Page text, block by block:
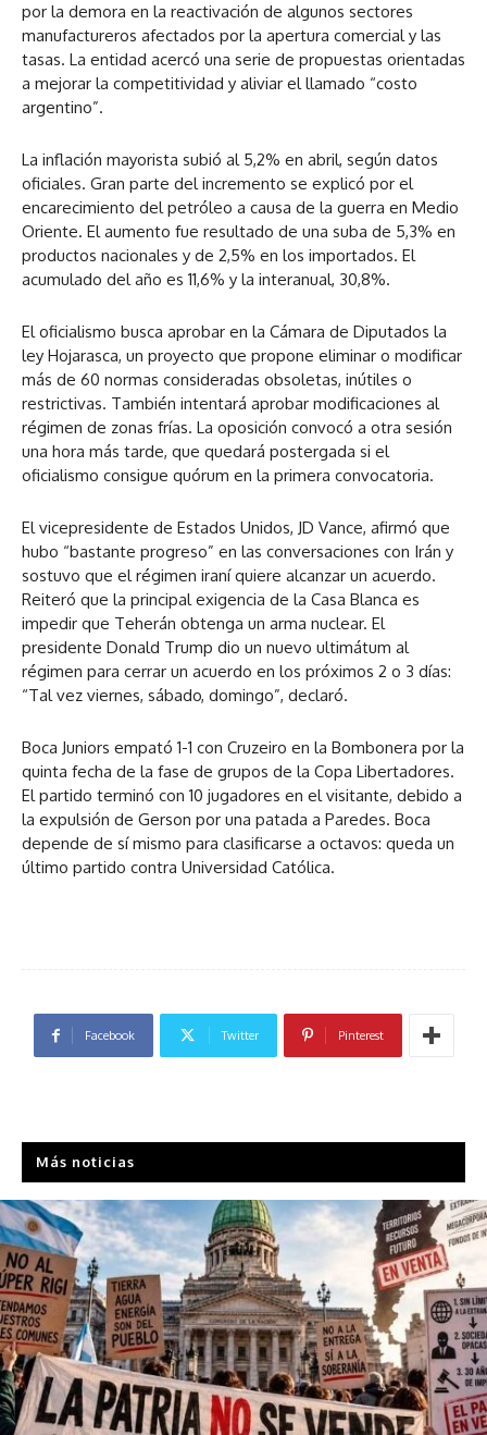
por la demora en la reactivación de algunos sectores
manufactureros afectados por la apertura comercial y las
tasas. La entidad acercó una serie de propuestas orientadas
a mejorar la competitividad y aliviar el llamado “costo
argentino”.
La inflación mayorista subió al 5,2% en abril, según datos
oficiales. Gran parte del incremento se explicó por el
encarecimiento del petróleo a causa de la guerra en Medio
Oriente. El aumento fue resultado de una suba de 5,3% en
productos nacionales y de 2,5% en los importados. El
acumulado del año es 11,6% y la interanual, 30,8%.
El oficialismo busca aprobar en la Cámara de Diputados la
ley Hojarasca, un proyecto que propone eliminar o modificar
más de 60 normas consideradas obsoletas, inútiles o
restrictivas. También intentará aprobar modificaciones al
régimen de zonas frías. La oposición convocó a otra sesión
una hora más tarde, que quedará postergada si el
oficialismo consigue quórum en la primera convocatoria.
El vicepresidente de Estados Unidos, JD Vance, afirmó que
hubo “bastante progreso” en las conversaciones con Irán y
sostuvo que el régimen iraní quiere alcanzar un acuerdo.
Reiteró que la principal exigencia de la Casa Blanca es
impedir que Teherán obtenga un arma nuclear. El
presidente Donald Trump dio un nuevo ultimátum al
régimen para cerrar un acuerdo en los próximos 2 o 3 días:
“Tal vez viernes, sábado, domingo”, declaró.
Boca Juniors empató 1-1 con Cruzeiro en la Bombonera por la
quinta fecha de la fase de grupos de la Copa Libertadores.
El partido terminó con 10 jugadores en el visitante, debido a
la expulsión de Gerson por una patada a Paredes. Boca
depende de sí mismo para clasificarse a octavos: queda un
último partido contra Universidad Católica.
Facebook Twitter Pinterest
Más noticias